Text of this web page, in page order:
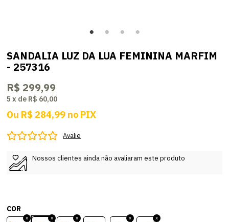
SANDALIA LUZ DA LUA FEMININA MARFIM
- 257316
R$ 299,99
5 x de R$ 60,00
Ou R$ 284,99 no PIX
Avalie
Nossos clientes ainda não avaliaram este produto
COR